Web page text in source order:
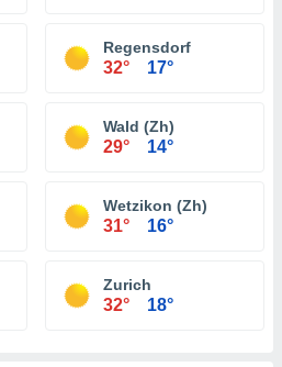
Regensdorf
32° 17°
Wald (Zh)
29° 14°
Wetzikon (Zh)
31° 16°
Zurich
32° 18°